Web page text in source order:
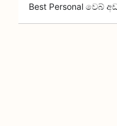
Best Personal වෙබ්